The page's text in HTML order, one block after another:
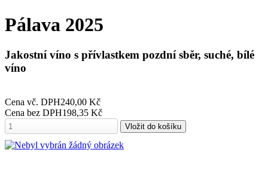
Pálava 2025
Jakostní víno s přívlastkem pozdní sběr, suché, bílé
víno
Cena vč. DPH240,00 Kč
Cena bez DPH198,35 Kč